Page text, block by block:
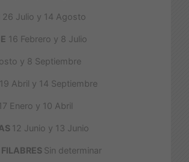
26 Julio y 14 Agosto
16 Febrero y 8 Julio
y 8 Septiembre
19 Abril y 14 Septiembre
Enero y 10 Abril
12 Junio y 13 Junio
Sin determinar